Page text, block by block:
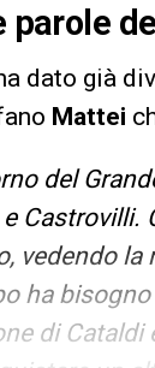
parole
dato già
Mattei
del
vedendo
ha
di